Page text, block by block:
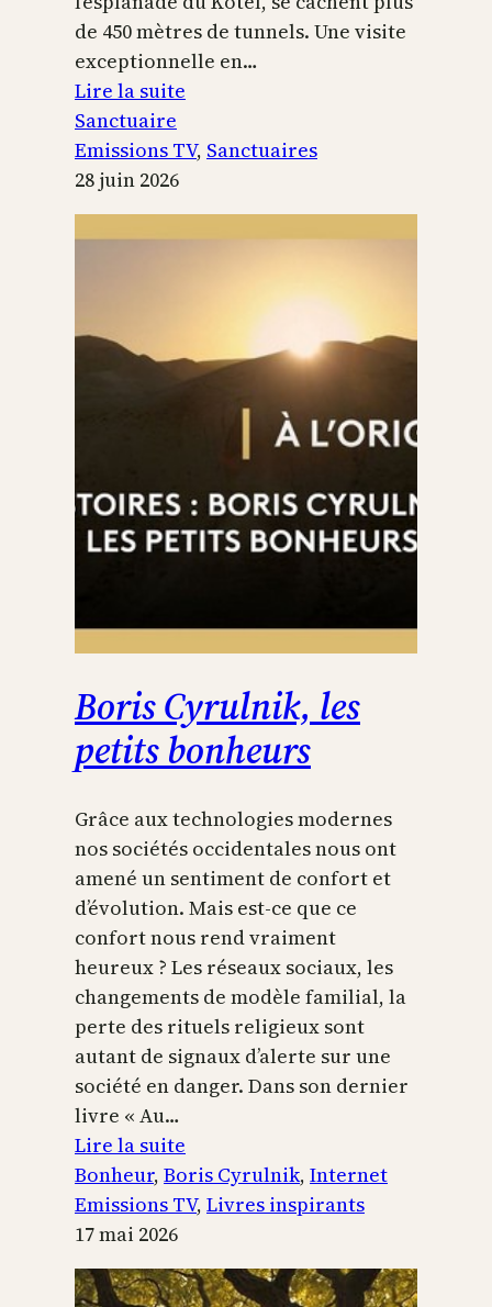
de 450 mètres de tunnels. Une visite
exceptionnelle en…
Lire la suite
Temple
Jérusalem
Sanctuaire
Emissions TV, Sanctuaires
28 juin 2026
Boris Cyrulnik, les
petits bonheurs
Grâce aux technologies modernes
nos sociétés occidentales nous ont
amené un sentiment de confort et
d’évolution. Mais est-ce que ce
confort nous rend vraiment
heureux ? Les réseaux sociaux, les
changements de modèle familial, la
perte des rituels religieux sont
autant de signaux d’alerte sur une
société en danger. Dans son dernier
livre « Au…
Lire la suite
Boris
Cyrulnik,
petits
bonheurs
Bonheur, Boris Cyrulnik, Internet
Emissions TV, Livres inspirants
17 mai 2026